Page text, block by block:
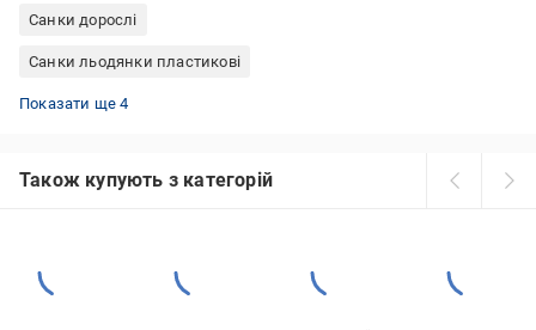
Санки дорослі
Санки льодянки пластикові
Санки підліткові
Санки дитячі
Надувні санчата двомісні
Санки Vitan з ручкою
Показати ще 4
Також купують з категорій